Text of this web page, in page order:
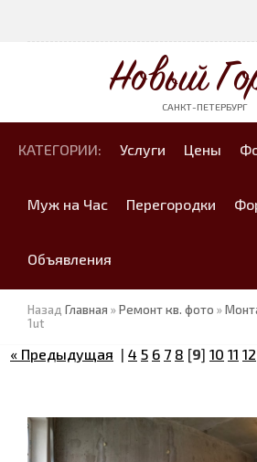
Новый
САНКТ-ПЕТЕРБУРГ
КАТЕГОРИИ: Услуги Цены
Муж на Час Перегородки
Объявления
Назад Главная »Ремонт кв. фото »
1ut
« Предыдущая | 4 5 6 7 8 [9] 10 11 12